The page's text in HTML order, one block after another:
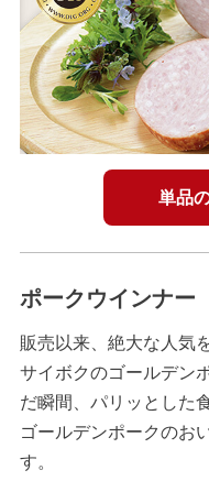
単品
ポークウインナ
販売以来、絶大な人気
サイボクのゴールデン
だ瞬間、パリッとした
ゴールデンポークのお
す。